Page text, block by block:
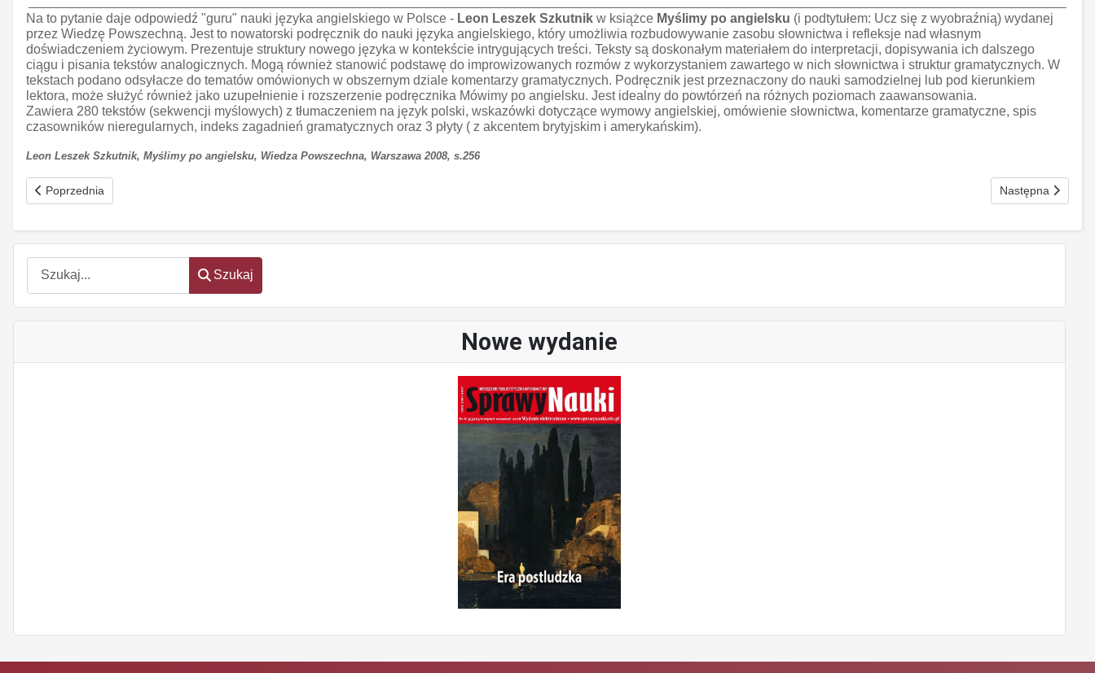
Szukaj
Szukaj
Nowe wydanie
Na to pytanie daje odpowiedź "guru" nauki języka angielskiego w Polsce - Leon Leszek Szkutnik w książce Myślimy po angielsku (i podtytułem: Ucz się z wyobraźnią) wydanej
przez Wiedzę Powszechną. Jest to nowatorski podręcznik do nauki języka angielskiego, który umożliwia rozbudowywanie zasobu słownictwa i refleksje nad własnym
doświadczeniem życiowym. Prezentuje struktury nowego języka w kontekście intrygujących treści. Teksty są doskonałym materiałem do interpretacji, dopisywania ich dalszego
ciągu i pisania tekstów analogicznych. Mogą również stanowić podstawę do improwizowanych rozmów z wykorzystaniem zawartego w nich słownictwa i struktur gramatycznych. W
tekstach podano odsyłacze do tematów omówionych w obszernym dziale komentarzy gramatycznych. Podręcznik jest przeznaczony do nauki samodzielnej lub pod kierunkiem
lektora, może służyć również jako uzupełnienie i rozszerzenie podręcznika Mówimy po angielsku. Jest idealny do powtórzeń na różnych poziomach zaawansowania.
Zawiera 280 tekstów (sekwencji myślowych) z tłumaczeniem na język polski, wskazówki dotyczące wymowy angielskiej, omówienie słownictwa, komentarze gramatyczne, spis
czasowników nieregularnych, indeks zagadnień gramatycznych oraz 3 płyty ( z akcentem brytyjskim i amerykańskim).
Leon Leszek Szkutnik, Myślimy po angielsku, Wiedza Powszechna, Warszawa 2008, s.256
Poprzednia strona: Pamiętnik Brzozowskiego
Poprzednia Następna strona:
Następna